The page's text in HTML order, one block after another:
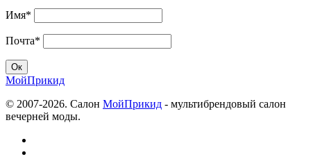
Имя*
Почта*
МойПрикид
© 2007-2026. Салон МойПрикид - мультибрендовый салон
вечерней моды.